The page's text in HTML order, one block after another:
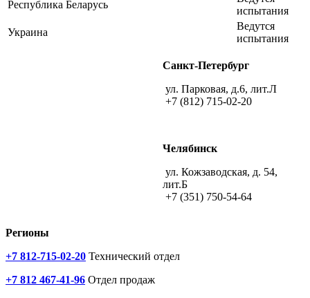
Республика Беларусь
испытания
Украина
Ведутся
испытания
Санкт-Петербург
ул. Парковая, д.6, лит.Л
+7 (812) 715-02-20
Челябинск
ул. Кожзаводская, д. 54,
лит.Б
+7 (351) 750-54-64
Регионы
+7 812-715-02-20 Технический отдел
+7 812 467-41-96 Отдел продаж